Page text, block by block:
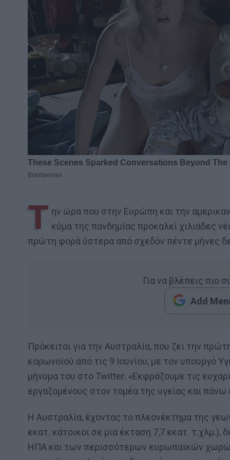
Τ ην ώρα που στην Ευρώπη και την
κύμα της πανδημίας προκαλεί χιλιάδες
πρώτη φορά ύστερα από σχεδόν πέντε μήνες
Για να βλέπεις πιο
Add
Πρόκειται για την Αυστραλία, που ζει την
κορωνοϊού από τις 9 Ιουνίου, με τον υπουργό
μήνυμα του στο Twitter: «Εκφράζουμε τις
εργαζομένους στον τομέα της υγείας και
Η Αυστραλία, έχοντας το πλεονέκτημα της
εκατ. κάτοικοι σε μια έκταση 7,7 εκατ.
ΗΠΑ και των περισσότερων ευρωπαϊκών